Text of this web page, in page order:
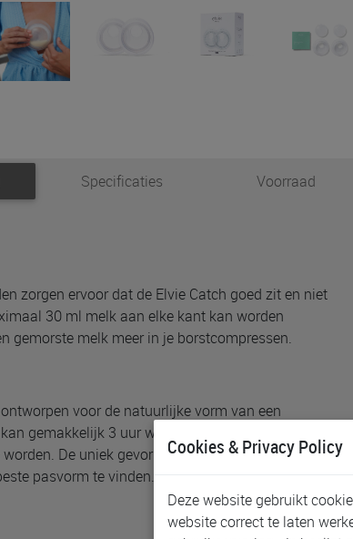
Specificaties Voorraad
zorgen ervoor dat de Elvie Catch goed zit en niet
30 ml melk aan elke kant kan worden
gemorste melk meer in je borstcompressen.
voor de natuurlijke vorm van een
gemakkelijk 3 uur worden gedragen zonder
De uniek gevormde randen kunnen worden
pasvorm te vinden.
Cookies & Privacy Policy
Deze website gebruikt
website correct te laten